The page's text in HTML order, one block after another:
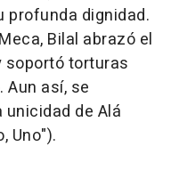
profunda dignidad.
Bilal abrazó el
soportó torturas
así, se
de Alá
Uno").